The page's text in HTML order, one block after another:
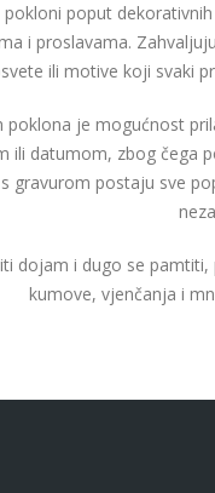
poput
i proslavama.
ili motive koji svaki
poklona je mogućnost
ili datumom, zbog čega
gravurom postaju sve
dojam i dugo se
kumove, vjenčanja i